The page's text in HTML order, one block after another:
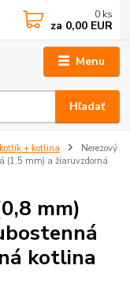
Menu
Hľadať
0 ks
za 0,00 EUR
+ kotlina
Nerezový
(1,5 mm) a žiaruvzdorná
mm)
kotlina